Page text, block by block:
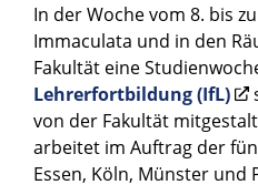
In der Woche vom 8. bis
Immaculata und in den
Fakultät eine
Lehrerfortbildung (IfL)
von der Fakultät
arbeitet im Auftrag der
Essen, Köln, Münster und